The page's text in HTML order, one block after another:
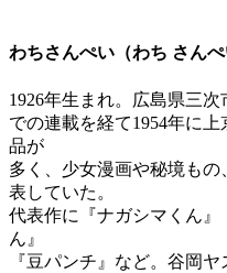
わちさんぺい（わち さん
1926年生まれ。広島県三
での連載を経て1954年に
品が
多く、少女漫画や秘境も
表していた。
代表作に『ナガシマくん
ん』
『豆パンチ』など。谷岡